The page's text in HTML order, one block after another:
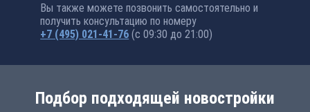
Вы также можете позвонить самостоятельно и
получить консультацию по номеру
+7 (495) 021-41-76 (с 09:30 до 21:00)
Подбор подходящей новостройки